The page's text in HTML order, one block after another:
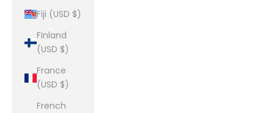
Fiji (USD $)
Finland
(USD $)
France
(USD $)
French